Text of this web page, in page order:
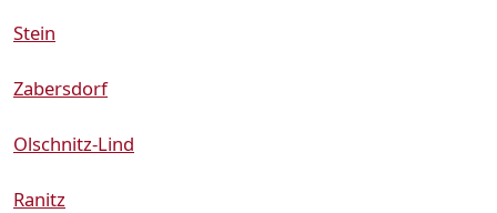
Stein
Zabersdorf
Olschnitz-Lind
Ranitz